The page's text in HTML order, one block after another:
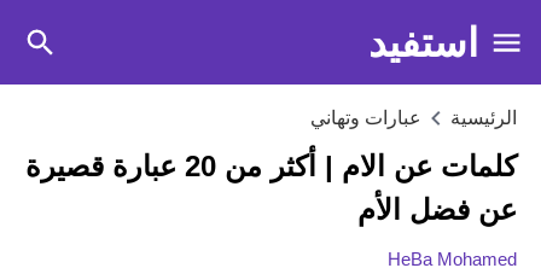
استفيد
الرئيسية عبارات وتهاني
كلمات عن الام | أكثر من 20 عبارة قصيرة
عن فضل الأم
HeBa Mohamed